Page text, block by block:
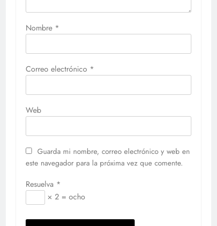
Nombre *
Correo electrónico *
Web
Guarda mi nombre, correo electrónico y web en
este navegador para la próxima vez que comente.
Resuelva *
× 2 = ocho